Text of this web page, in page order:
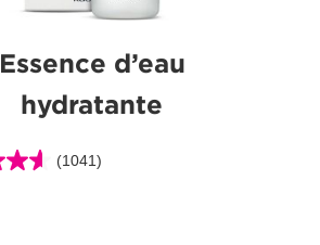
Essence d’eau
hydratante
(1041)